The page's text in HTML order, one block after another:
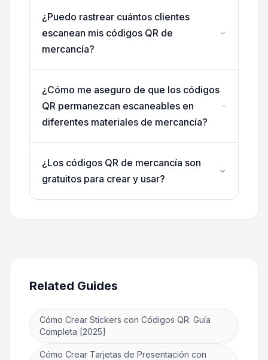
¿Puedo rastrear cuántos clientes
escanean mis códigos QR de
mercancía?
¿Cómo me aseguro de que los códigos
QR permanezcan escaneables en
diferentes materiales de mercancía?
¿Los códigos QR de mercancía son
gratuitos para crear y usar?
Related Guides
Cómo Crear Stickers con Códigos QR: Guía
Completa [2025]
Cómo Crear Tarjetas de Presentación con